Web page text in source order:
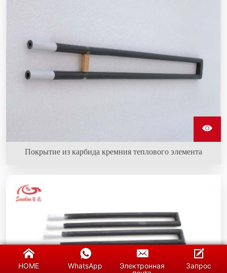
Покрытие из карбида кремния теплового элемента
покрытием A (водонепроницаемым) в печах с
окислением и паром продлевает срок службы более
чем на 30%.
HOME WhatsApp
Электронная
Запрос